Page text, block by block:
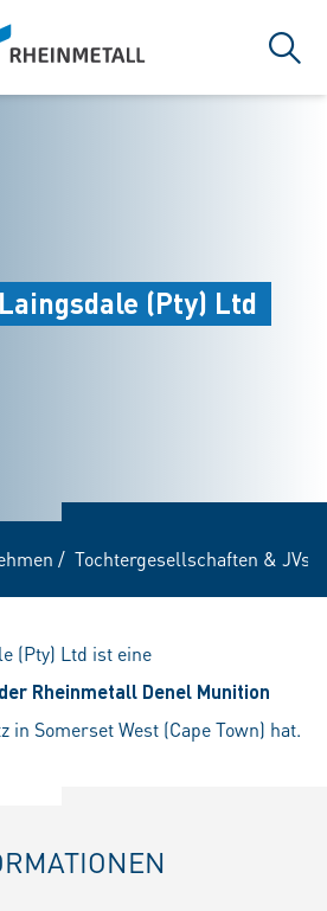
(Pty) Ltd
/ Tochtergesellschaften & JVs
(Pty) Ltd ist eine
Rheinmetall Denel Munition
in Somerset West (Cape Town) hat.